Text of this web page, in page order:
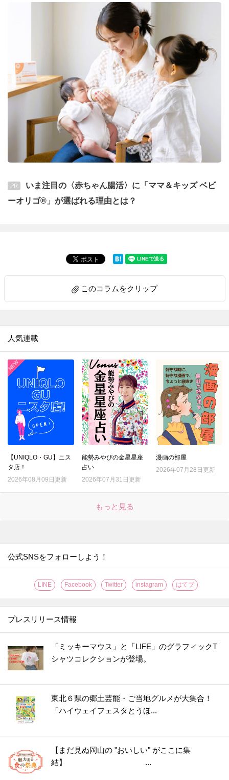
PR
いま注目の〈赤ちゃん腸活〉に「ママ＆キッズ ベビ
ーオリゴ®」が選ばれる理由とは？
このコラムをクリップ
人気連載
【UNIQLO・GU】ニス
タ店！
2026年08月09日更新
能勢みやびの金星星座
占い
2026年07月31日更新
漫画の部屋
2026年07月28日更新
もっと見る
公式SNSをフォローしよう！
LINE Facebook Twitter instagram はてブ
プレスリリース情報
「ミッキーマウス」と「LIFE」のグラフィックT
シャツコレクションが登場。
東北６県の郷土芸能・ご当地グルメが大集合！
「ハイウェイフェスタとうほ...
【まだ見ぬ岡山の "おいしい" がここに集
結】 ...